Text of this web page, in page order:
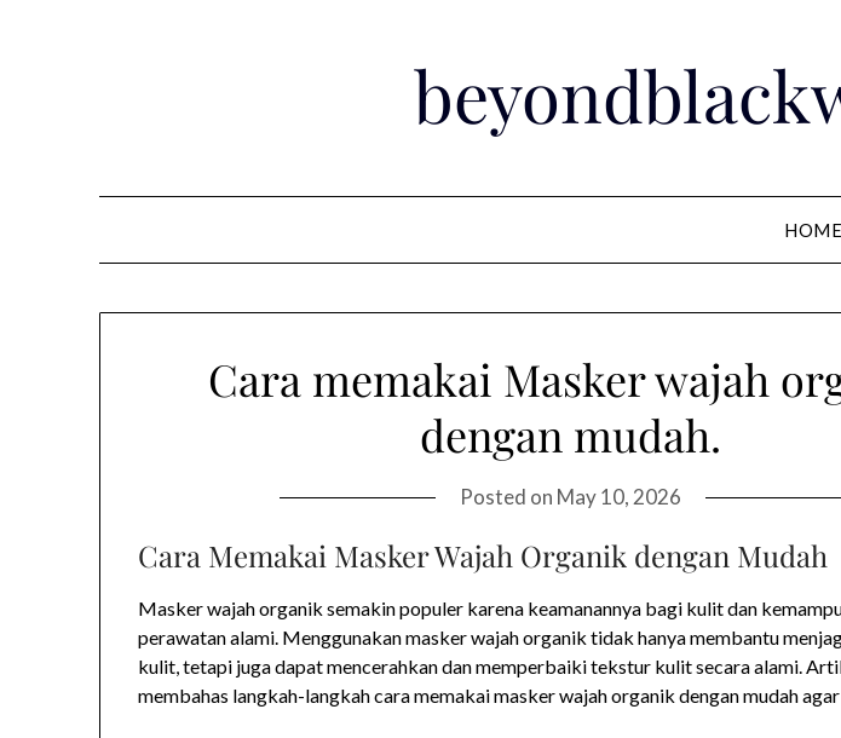
HOME
Cara memakai Masker wajah
dengan mudah.
Posted on May 10, 2026
Cara Memakai Masker Wajah Organik dengan Mudah
Masker wajah organik semakin populer karena keamanannya bagi kulit dan
perawatan alami. Menggunakan masker wajah organik tidak hanya membantu
kulit, tetapi juga dapat mencerahkan dan memperbaiki tekstur kulit secara alami.
membahas langkah-langkah cara memakai masker wajah organik dengan mudah